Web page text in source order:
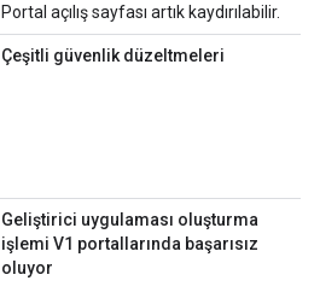
Portal açılış sayfası artık kaydırılabilir.
Çeşitli güvenlik düzeltmeleri
Geliştirici uygulaması oluşturma
işlemi V1 portallarında başarısız
oluyor